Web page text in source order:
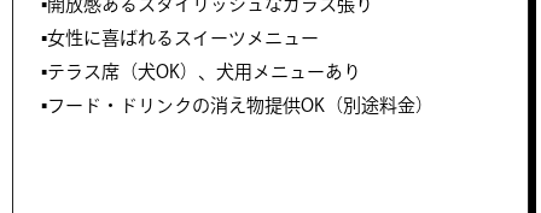
▪️開放感あるスタイリッシュなガラス張り
▪️女性に喜ばれるスイーツメニュー
▪️テラス席（犬OK）、犬用メニューあり
▪️フード・ドリンクの消え物提供OK（別途料金）